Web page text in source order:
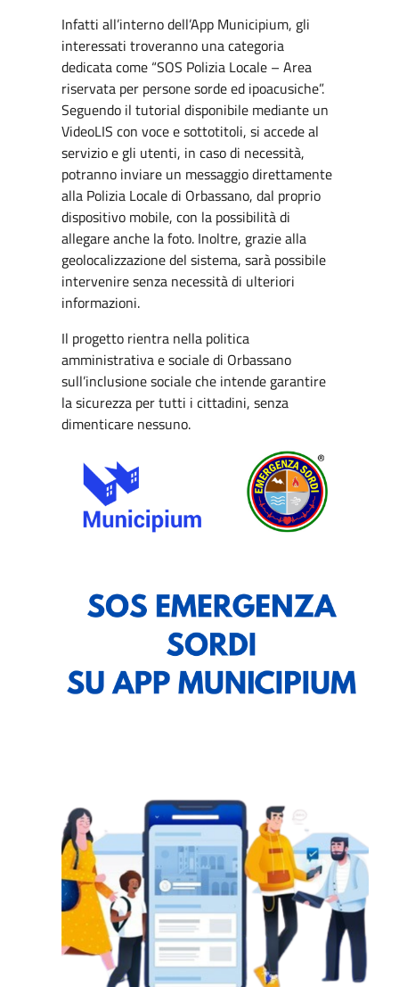
Infatti all’interno dell’App Municipium, gli
interessati troveranno una categoria
dedicata come “SOS Polizia Locale – Area
riservata per persone sorde ed ipoacusiche”.
Seguendo il tutorial disponibile mediante un
VideoLIS con voce e sottotitoli, si accede al
servizio e gli utenti, in caso di necessità,
potranno inviare un messaggio direttamente
alla Polizia Locale di Orbassano, dal proprio
dispositivo mobile, con la possibilità di
allegare anche la foto. Inoltre, grazie alla
geolocalizzazione del sistema, sarà possibile
intervenire senza necessità di ulteriori
informazioni.
Il progetto rientra nella politica
amministrativa e sociale di Orbassano
sull’inclusione sociale che intende garantire
la sicurezza per tutti i cittadini, senza
dimenticare nessuno.